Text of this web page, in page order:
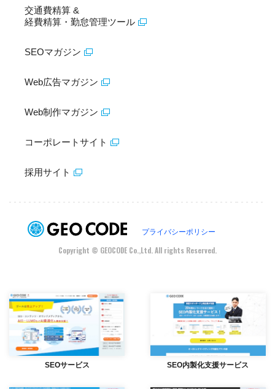
交通費精算 &
経費精算・勤怠管理ツール
SEOマガジン
Web広告マガジン
Web制作マガジン
コーポレートサイト
採用サイト
プライバシーポリシー
Copyright © GEOCODE Co.,Ltd. All rights Reserved.
SEOサービス SEO内製化支援サービス